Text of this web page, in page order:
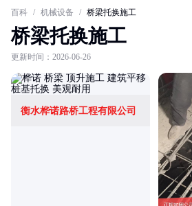
百科 / 机械设备 / 桥梁托换施工
桥梁托换施工
更新时间：2026-06-26
衡水桦诺路桥工程有限公司